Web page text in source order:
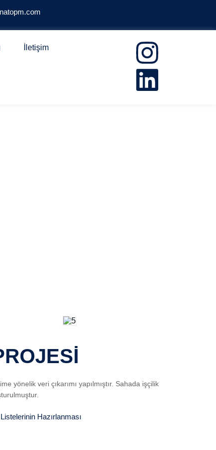
İletişim
yönelik veri çıkarımı yapılmıştır. Sahada işçilik
Hazırlanması